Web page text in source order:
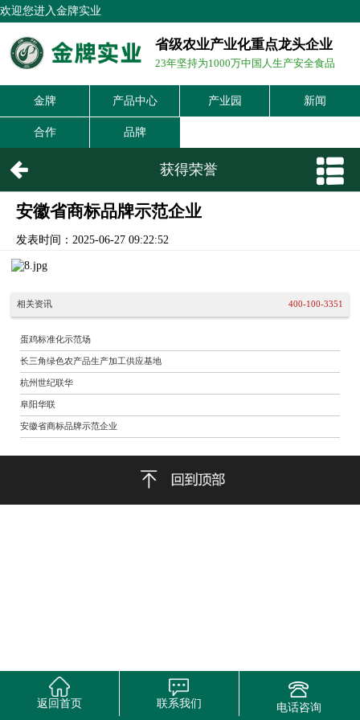
欢迎您进入金牌实业
省级农业产业化重点龙头企业
23年坚持为1000万中国人生产安全食品
金牌 产品中心 产业园 新闻
合作 品牌
获得荣誉
安徽省商标品牌示范企业
发表时间：2025-06-27 09:22:52
相关资讯 400-100-3351
蛋鸡标准化示范场
长三角绿色农产品生产加工供应基地
杭州世纪联华
阜阳华联
安徽省商标品牌示范企业
返回首页 联系我们 电话咨询